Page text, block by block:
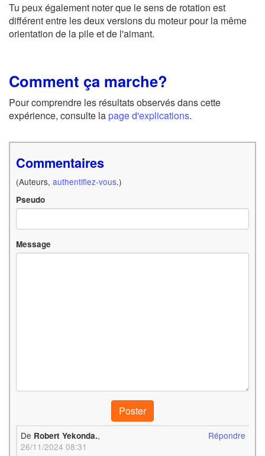
Tu peux également noter que le sens de rotation est
différent entre les deux versions du moteur pour la même
orientation de la pile et de l'aimant.
Comment ça marche?
Pour comprendre les résultats observés dans cette
expérience, consulte la page d'explications.
Commentaires
(Auteurs, authentifiez-vous.)
Pseudo
Message
Poster
Répondre
De Robert Yekonda.,
26/11/2024 08:31